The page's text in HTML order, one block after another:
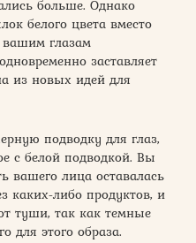
больше. Однако
белого цвета вместо
вашим глазам
заставляет
из новых идей для
подводку для глаз,
с белой подводкой. Вы
вашего лица оставалась
каких-либо продуктов, и
туши, так как темные
для этого образа.